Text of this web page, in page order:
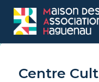
Aller au contenu principal
Aller au menu
Aller au moteur de
Centre